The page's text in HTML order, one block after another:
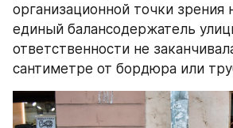
организационной точки зрения
единый балансодержатель
ответственности не
сантиметре от бордюра или